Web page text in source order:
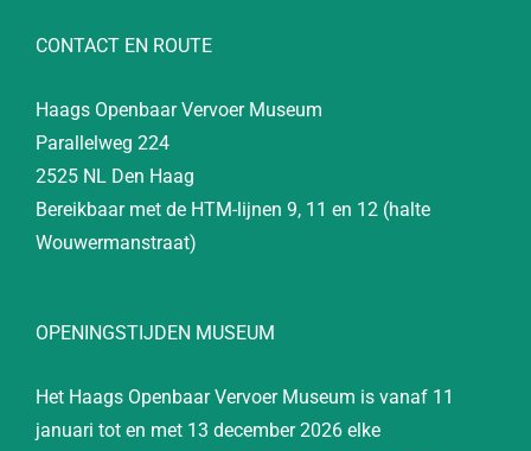
CONTACT EN ROUTE
Haags Openbaar Vervoer Museum
Parallelweg 224
2525 NL Den Haag
Bereikbaar met de HTM-lijnen 9, 11 en 12 (halte
Wouwermanstraat)
OPENINGSTIJDEN MUSEUM
Het Haags Openbaar Vervoer Museum is vanaf 11
januari tot en met 13 december 2026 elke